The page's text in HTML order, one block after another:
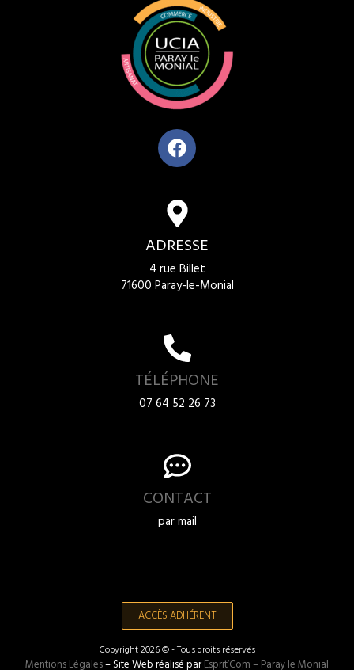
ADRESSE
4 rue Billet
71600 Paray-le-Monial
TÉLÉPHONE
07 64 52 26 73
CONTACT
par mail
ACCÈS ADHÉRENT
Copyright 2026 © - Tous droits réservés
Mentions Légales– Site Web réalisé parEsprit’Com – Paray le Monial